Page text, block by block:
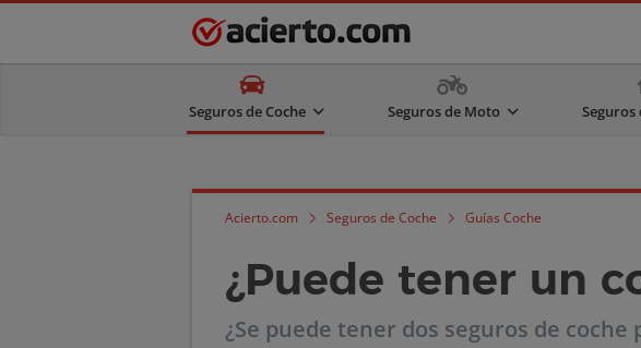
Seguros de Coche Seguros de Moto Seguros
Acierto.com Seguros de Coche Guías Coche
¿Puede tener un
¿Se puede tener dos seguros de